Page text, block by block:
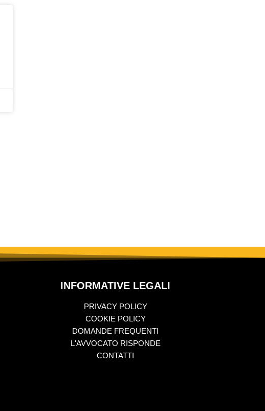
INFORMATIVE LEGALI
PRIVACY POLICY
COOKIE POLICY
DOMANDE FREQUENTI
L'AVVOCATO RISPONDE
CONTATTI